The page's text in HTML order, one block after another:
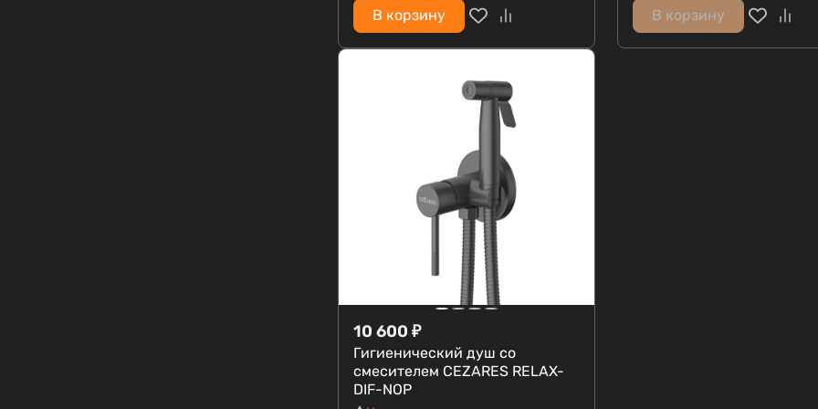
В корзину В корзину
10 600 ₽
Гигиенический душ со
смесителем CEZARES RELAX-
DIF-NOP